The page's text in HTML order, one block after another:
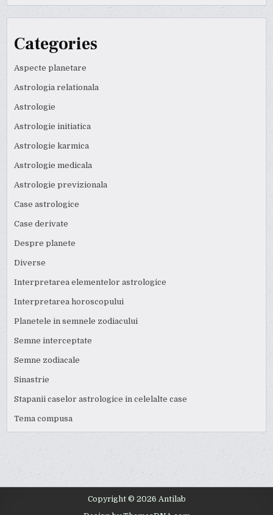
Categories
Aspecte planetare
Astrologia relationala
Astrologie
Astrologie initiatica
Astrologie karmica
Astrologie medicala
Astrologie previzionala
Case astrologice
Case derivate
Despre planete
Diverse
Interpretarea elementelor astrologice
Interpretarea horoscopului
Planetele in semnele zodiacului
Semne interceptate
Semne zodiacale
Sinastrie
Stapanii caselor astrologice in celelalte case
Tema compusa
Copyright © 2026 Antilab